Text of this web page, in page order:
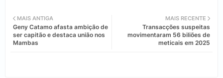
tter
MAIS RECENTE
Transacções suspeitas
movimentaram 56 biliões de
meticais em 2025
MAIS ANTIGA
Geny Catamo afasta ambição de
ser capitão e destaca união nos
Mambas